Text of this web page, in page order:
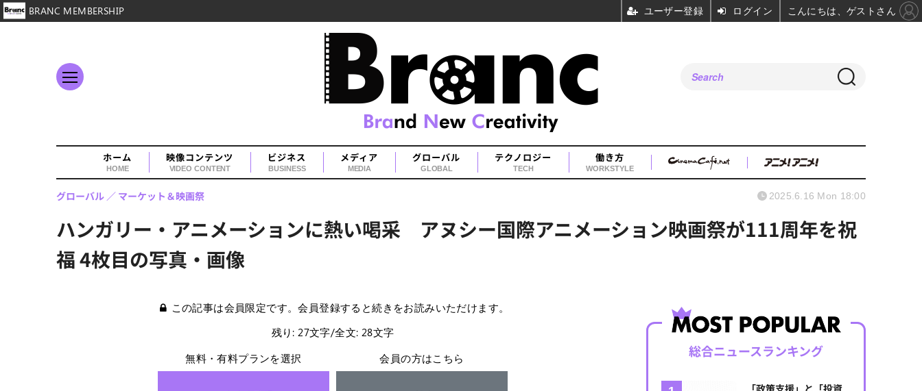
ホーム
HOME
映像コンテンツ
VIDEO CONTENT
ビジネス
BUSINESS
メディア
MEDIA
グローバル
GLOBAL
テクノロジー
TECH
働き方
WORKSTYLE
ハンガリー・アニメーションに熱い喝采 アヌシー国際アニメーション映画祭が111周年を祝
福 4枚目の写真・画像
グローバル マーケット＆映画祭 2025.6.16 Mon 18:00
この記事は会員限定です。会員登録すると続きをお読みいただけます。
残り: 27文字/全文: 28文字
無料・有料プランを選択
会員の方はこちら 総合ニュースランキング
「政策支援」と「投資
BRANC MEMBERSHIP ユーザー登録 ログイン こんにちは、ゲストさん